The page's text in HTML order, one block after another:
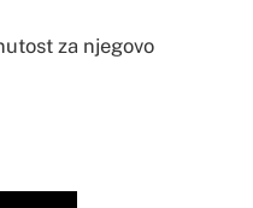
za njegovo